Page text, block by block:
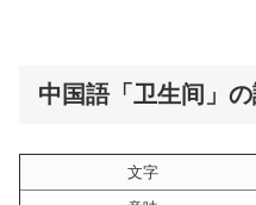
中国語「卫生间」
文字